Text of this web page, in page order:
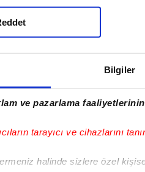
Bilgiler
ve pazarlama
tarayıcı ve cihazlarını
halinde sizlere özel